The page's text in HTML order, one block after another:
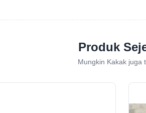
Produk
Mungkin Kakak juga